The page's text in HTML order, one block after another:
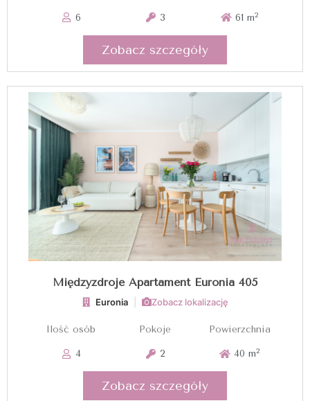
6 3 61 m2
Zobacz szczegóły
Międzyzdroje Apartament Euronia 405
Euronia Zobacz lokalizację
Ilość osób
4
Pokoje
2
Powierzchnia
40 m2
Zobacz szczegóły